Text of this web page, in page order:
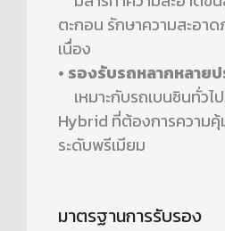
ตะกอน รักษาความสะอา
เนื่อง
• รองรับรถหลากหลายป
เหมาะกับรถเบนซินทั่วไ
Hybrid ที่ต้องการความ
ระดับพรีเมียม
มาตรฐานการรับรอง